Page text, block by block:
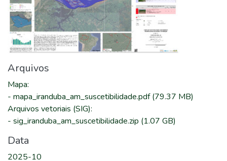
Arquivos
Mapa:
- mapa_iranduba_am_suscetibilidade.pdf(79.37 MB)
Arquivos vetoriais (SIG):
- sig_iranduba_am_suscetibilidade.zip (1.07 GB)
Data
2025-10